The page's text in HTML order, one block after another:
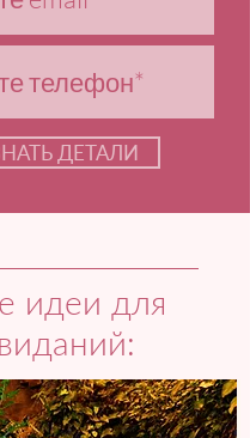
ДЕТАЛИ
идеи для